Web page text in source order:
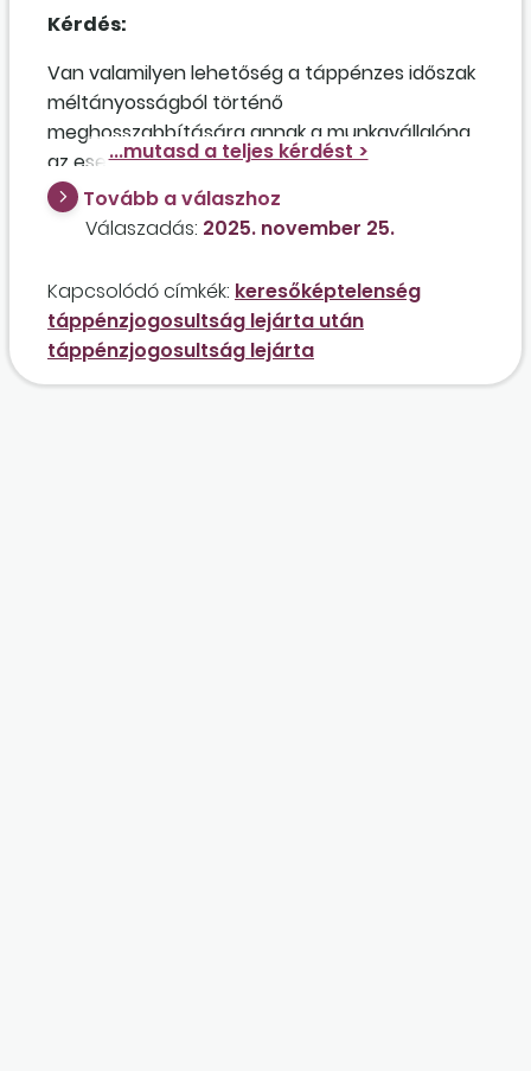
Kérdés:
Van valamilyen lehetőség a táppénzes időszak
méltányosságból történő
meghosszabbítására annak a munkavállalónak
az esetében, aki hosszú ideje súlyos beteg,
hamarosan lejár az egyéves táppénzideje, és
orvosai szerint még kb. fél év szükséges a
táppénz ilyen formában történő
meghosszabbítása, akkor igénybe veheti a
nyugdíj előtti segélyt, tekintettel arra, hogy már
betöltötte a 61. életévét?
Tovább a válaszhoz
Válaszadás: 2025. november 25.
Kapcsolódó címkék: keresőképtelenség
táppénzjogosultság lejárta után
táppénzjogosultság lejárta